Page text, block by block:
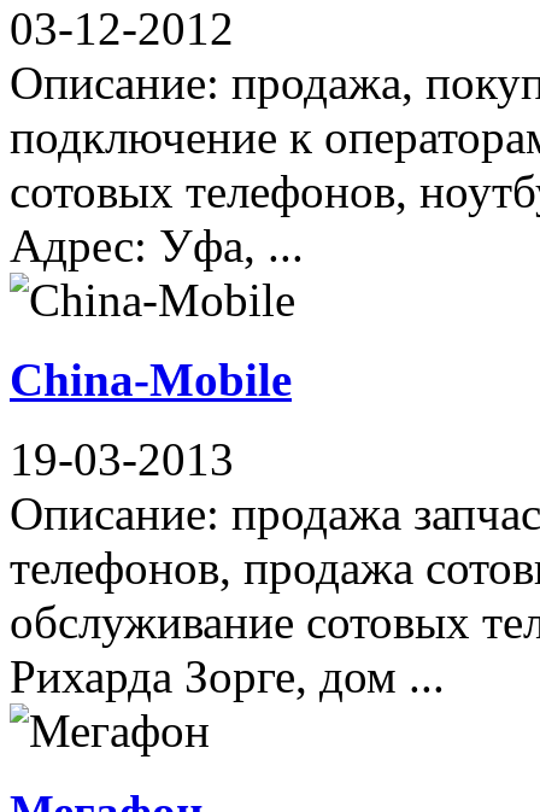
03-12-2012
Описание: продажа,
подключение к
сотовых телефонов,
Адрес: Уфа, ...
China-Mobile
19-03-2013
Описание: продажа
телефонов, продажа
обслуживание сотовых
Рихарда Зорге, дом ...